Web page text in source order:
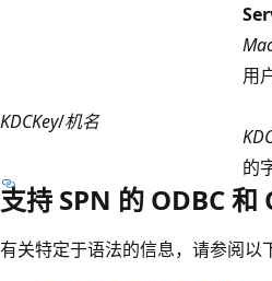
KDCKey/机名
用
的
支持 SPN 的 ODBC 和
有关特定于语法的信息，请参阅以